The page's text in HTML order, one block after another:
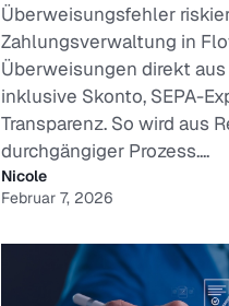
Überweisungsfehler
Zahlungsverwaltung in
Überweisungen direkt
inklusive Skonto, SEPA-
Transparenz. So wird aus
durchgängiger Prozess....
Nicole
Februar 7, 2026